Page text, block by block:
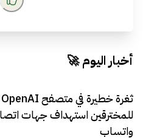
أخبار اليوم 🚀
للمخترقين استهداف جهات
واتساب